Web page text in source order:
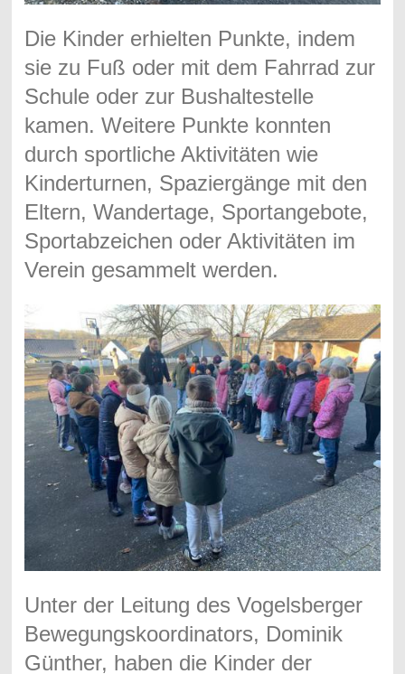
Die Kinder erhielten Punkte, indem
sie zu Fuß oder mit dem Fahrrad zur
Schule oder zur Bushaltestelle
kamen. Weitere Punkte konnten
durch sportliche Aktivitäten wie
Kinderturnen, Spaziergänge mit den
Eltern, Wandertage, Sportangebote,
Sportabzeichen oder Aktivitäten im
Verein gesammelt werden.
Unter der Leitung des Vogelsberger
Bewegungskoordinators, Dominik
Günther, haben die Kinder der